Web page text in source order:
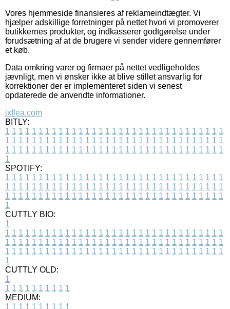
Vores hjemmeside finansieres af reklameindtægter. Vi
hjælper adskillige forretninger på nettet hvori vi promoverer
butikkernes produkter, og indkasserer godtgørelse under
forudsætning af at de brugere vi sender videre gennemfører
et køb.
Data omkring varer og firmaer på nettet vedligeholdes
jævnligt, men vi ønsker ikke at blive stillet ansvarlig for
korrektioner der er implementeret siden vi senest
opdaterede de anvendte informationer.
jxflea.com
BITLY:
1 1 1 1 1 1 1 1 1 1 1 1 1 1 1 1 1 1 1 1 1 1 1 1 1 1 1 1 1 1 1 1 1
1 1 1 1 1 1 1 1 1 1 1 1 1 1 1 1 1 1 1 1 1 1 1 1 1 1 1 1 1 1 1 1 1
1 1 1 1 1 1 1 1 1 1 1 1 1 1 1 1 1 1 1 1 1 1 1 1 1 1 1 1 1 1 1 1 1
1
SPOTIFY:
1 1 1 1 1 1 1 1 1 1 1 1 1 1 1 1 1 1 1 1 1 1 1 1 1 1 1 1 1 1 1 1 1
1 1 1 1 1 1 1 1 1 1 1 1 1 1 1 1 1 1 1 1 1 1 1 1 1 1 1 1 1 1 1 1 1
1 1 1 1 1 1 1 1 1 1 1 1 1 1 1 1 1 1 1 1 1 1 1 1 1 1 1 1 1 1 1 1 1
1
CUTTLY BIO:
1
1 1 1 1 1 1 1 1 1 1 1 1 1 1 1 1 1 1 1 1 1 1 1 1 1 1 1 1 1 1 1 1 1
1 1 1 1 1 1 1 1 1 1 1 1 1 1 1 1 1 1 1 1 1 1 1 1 1 1 1 1 1 1 1 1 1
1 1 1 1 1 1 1 1 1 1 1 1 1 1 1 1 1 1 1 1 1 1 1 1 1 1 1 1 1 1 1 1 1
1
CUTTLY OLD:
1
1 1 1 1 1 1 1 1 1 1
MEDIUM:
1 1 1 1 1 1 1 1 1 1